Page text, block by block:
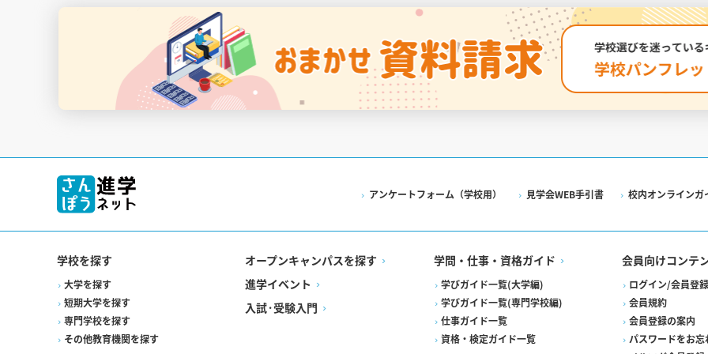
アンケートフォーム（学校用） 見学会WEB手引書 校内オンラインガ
学校を探す
大学を探す
短期大学を探す
専門学校を探す
その他教育機関を探す
オープンキャンパスを探す
進学イベント
入試·受験入門
学問・仕事・資格ガイド
学びガイド一覧(大学編)
学びガイド一覧(専門学校編)
仕事ガイド一覧
資格・検定ガイド一覧
会員向けコンテ
ログイン/会員登
会員規約
会員登録の案内
パスワードをお